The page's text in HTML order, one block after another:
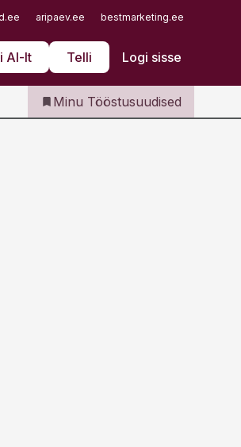
aripaev.ee bestmarketing.ee
AI-lt Telli Logi sisse
Iseteenindus
Telli Tööstusuudised
Minu Tööstusuudised